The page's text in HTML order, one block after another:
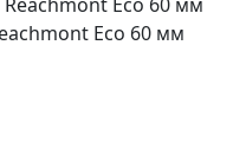
Eco 60 мм